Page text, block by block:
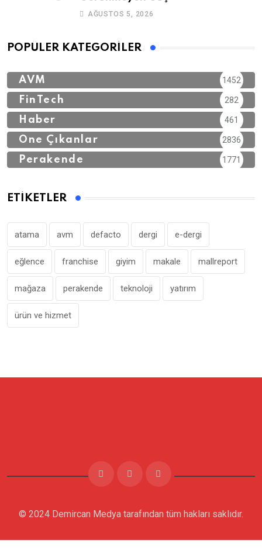
AĞUSTOS 5, 2026
POPÜLER KATEGORILER
AVM 1452
FinTech 282
Haber 461
Öne Çıkanlar 2836
Perakende 1771
ETIKETLER
atama avm defacto dergi e-dergi
eğlence franchise giyim makale mallreport
mağaza perakende teknoloji yatırım
ürün ve hizmet
© 2024 Demircan Medya tarafından tüm hakları saklıdır.